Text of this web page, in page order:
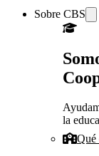
Sobre CBS
la
Qué